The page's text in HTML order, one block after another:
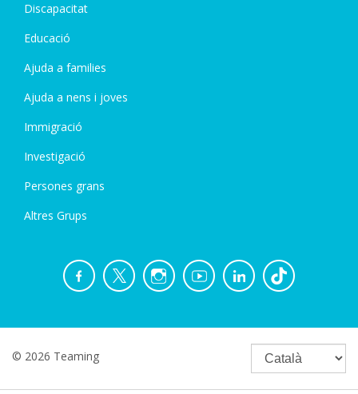
Discapacitat
Educació
Ajuda a families
Ajuda a nens i joves
Immigració
Investigació
Persones grans
Altres Grups
© 2026 Teaming